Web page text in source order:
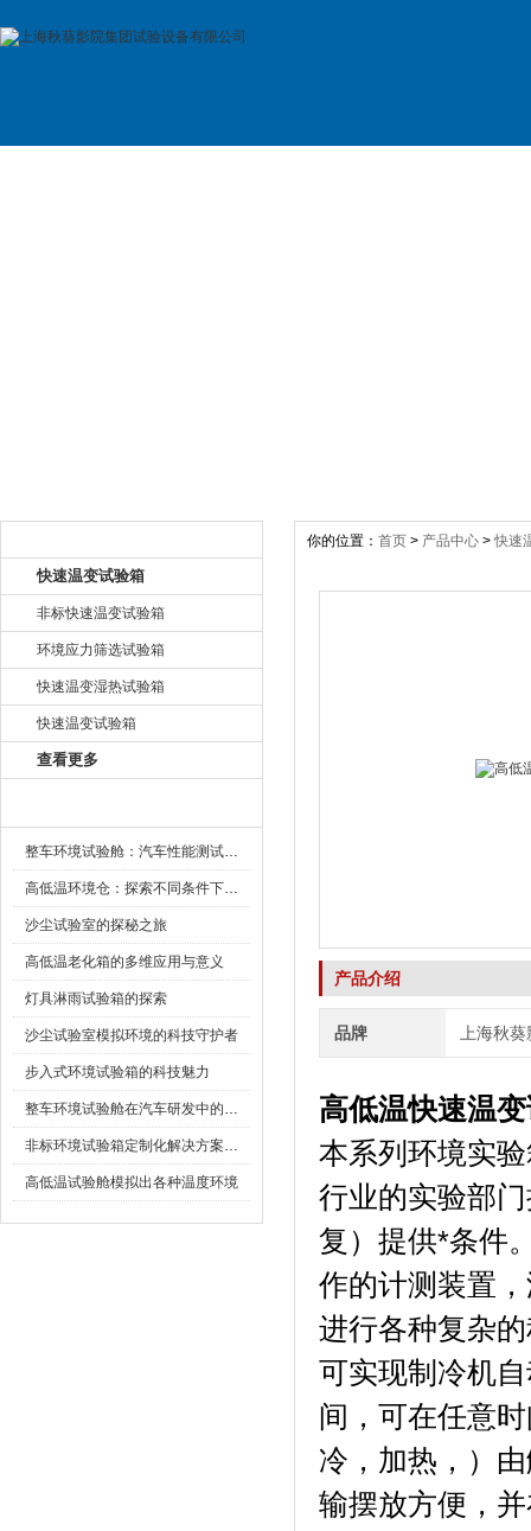
快速温变试验箱
非标快速温变试验箱
环境应力筛选试验箱
快速温变湿热试验箱
快速温变试验箱
查看更多
整车环境试验舱：汽车性能测试的设备
高低温环境仓：探索不同条件下的科学奥秘
沙尘试验室的探秘之旅
高低温老化箱的多维应用与意义
灯具淋雨试验箱的探索
沙尘试验室模拟环境的科技守护者
步入式环境试验箱的科技魅力
整车环境试验舱在汽车研发中的作用
非标环境试验箱定制化解决方案在可靠性测试中的重要性
高低温试验舱模拟出各种温度环境
你的位置： 首页 > 产品中心 >快速
产品介绍
品牌 上海秋
高低温快速温
本系列环境实验箱
行业的实验部门
复）提供*条件
作的计测装置
进行各种复杂的程
可实现制冷机自
间，可在任意时
冷，加热
输摆放方便